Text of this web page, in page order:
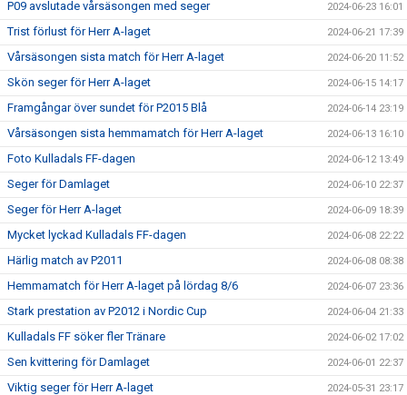
P09 avslutade vårsäsongen med seger 2024-06-23 16:01
Trist förlust för Herr A-laget 2024-06-21 17:39
Vårsäsongen sista match för Herr A-laget 2024-06-20 11:52
Skön seger för Herr A-laget 2024-06-15 14:17
Framgångar över sundet för P2015 Blå 2024-06-14 23:19
Vårsäsongen sista hemmamatch för Herr A-laget 2024-06-13 16:10
Foto Kulladals FF-dagen 2024-06-12 13:49
Seger för Damlaget 2024-06-10 22:37
Seger för Herr A-laget 2024-06-09 18:39
Mycket lyckad Kulladals FF-dagen 2024-06-08 22:22
Härlig match av P2011 2024-06-08 08:38
Hemmamatch för Herr A-laget på lördag 8/6 2024-06-07 23:36
Stark prestation av P2012 i Nordic Cup 2024-06-04 21:33
Kulladals FF söker fler Tränare 2024-06-02 17:02
Sen kvittering för Damlaget 2024-06-01 22:37
Viktig seger för Herr A-laget 2024-05-31 23:17